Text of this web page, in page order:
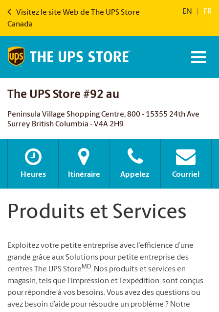
Visitez le site Web de The UPS Store
Canada
EN FR
The UPS Store #92 au
Peninsula Village Shopping Centre, 800 - 15355 24th Ave
Surrey British Columbia - V4A 2H9
Heures Itinéraire Appelez Courriel
Produits et Services
Exploitez votre petite entreprise avec l’efficience d’une
grande grâce aux Solutions pour petite entreprise des
centres The UPS StoreMD. Nos produits et services en
magasin, tels que l’impression et l’expédition, sont conçus
pour répondre à vos besoins. Vous avez des questions ou
avez besoin d’aide pour résoudre un problème ? Notre